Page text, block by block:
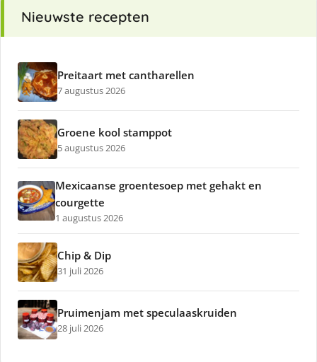
Nieuwste recepten
Preitaart met cantharellen
7 augustus 2026
Groene kool stamppot
5 augustus 2026
Mexicaanse groentesoep met gehakt en
courgette
1 augustus 2026
Chip & Dip
31 juli 2026
Pruimenjam met speculaaskruiden
28 juli 2026